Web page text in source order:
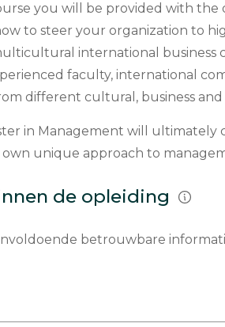
you will be provided with
to steer your organization to
international business
faculty, international
different cultural, business
in Management will ultimately
unique approach to
de opleiding
betrouwbare